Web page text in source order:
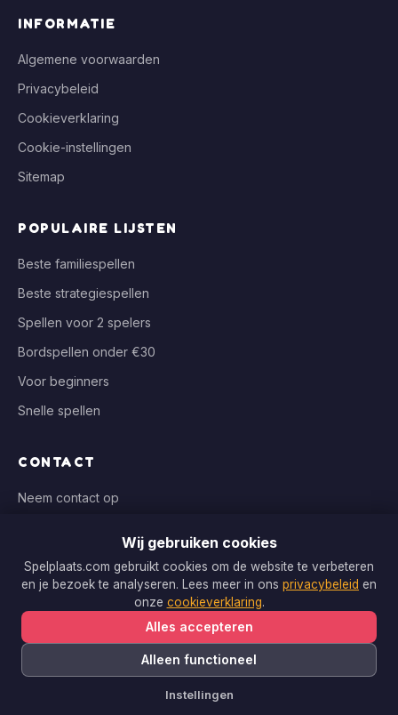
INFORMATIE
Algemene voorwaarden
Privacybeleid
Cookieverklaring
Cookie-instellingen
Sitemap
POPULAIRE LIJSTEN
Beste familiespellen
Beste strategiespellen
Spellen voor 2 spelers
Bordspellen onder €30
Voor beginners
Snelle spellen
CONTACT
Neem contact op
WIJ VERGELIJKEN BIJ
Bol.com, Spellenrijk, Boardgameshop.nl
Copyright © 2026 Spelplaats.com. Alle rechten voorbehouden.
Wij gebruiken cookies
Spelplaats.com gebruikt cookies om de website te verbeteren
en je bezoek te analyseren. Lees meer in ons privacybeleid en
onze cookieverklaring.
Alles accepteren
Alleen functioneel
Instellingen